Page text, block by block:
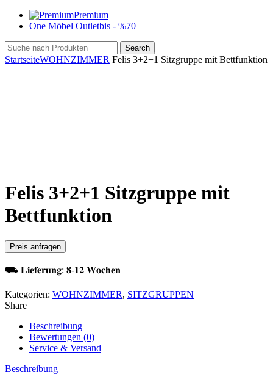
Premium
One Möbel Outletbis - %70
Search
StartseiteWOHNZIMMER Felis 3+2+1 Sitzgruppe mit Bettfunktion
Felis 3+2+1 Sitzgruppe mit
Bettfunktion
Preis anfragen
⛟ 𝐋𝐢𝐞𝐟𝐞𝐫𝐮𝐧𝐠: 𝟖-𝟏𝟐 𝐖𝐨𝐜𝐡𝐞𝐧
Kategorien: WOHNZIMMER, SITZGRUPPEN
Share
Beschreibung
Bewertungen (0)
Service & Versand
Beschreibung